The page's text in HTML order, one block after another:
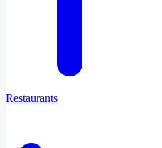
Restaurants